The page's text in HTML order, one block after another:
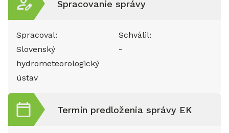
Spracovanie správy
Spracoval:
Slovenský
hydrometeorologický
ústav
Schválil:
-
Termín predloženia správy EK